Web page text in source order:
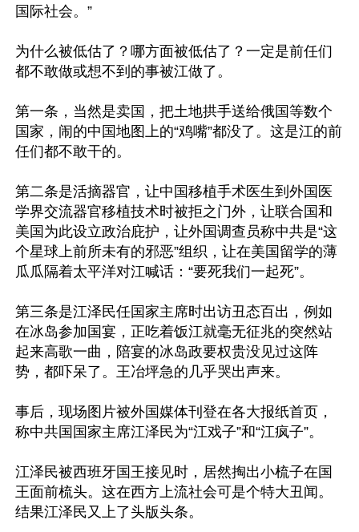
国际社会。”
为什么被低估了？哪方面被低估了？一定是前任们
都不敢做或想不到的事被江做了。
第一条，当然是卖国，把土地拱手送给俄国等数个
国家，闹的中国地图上的“鸡嘴”都没了。这是江的前
任们都不敢干的。
第二条是活摘器官，让中国移植手术医生到外国医
学界交流器官移植技术时被拒之门外，让联合国和
美国为此设立政治庇护，让外国调查员称中共是“这
个星球上前所未有的邪恶”组织，让在美国留学的薄
瓜瓜隔着太平洋对江喊话：“要死我们一起死”。
第三条是江泽民任国家主席时出访丑态百出，例如
在冰岛参加国宴，正吃着饭江就毫无征兆的突然站
起来高歌一曲，陪宴的冰岛政要权贵没见过这阵
势，都吓呆了。王冶坪急的几乎哭出声来。
事后，现场图片被外国媒体刊登在各大报纸首页，
称中共国国家主席江泽民为“江戏子”和“江疯子”。
江泽民被西班牙国王接见时，居然掏出小梳子在国
王面前梳头。这在西方上流社会可是个特大丑闻。
结果江泽民又上了头版头条。